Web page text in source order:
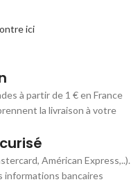
ici
à partir de 1 € en France
la livraison à votre
Américan Express,..).
informations bancaires